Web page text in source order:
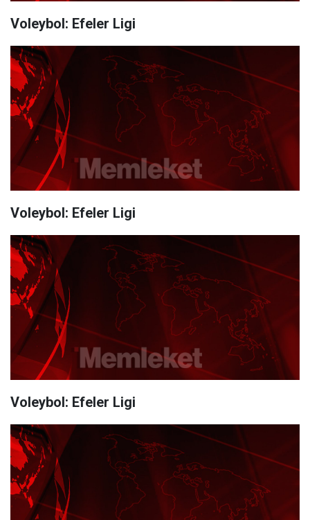
Voleybol: Efeler Ligi
Voleybol: Efeler Ligi
Voleybol: Efeler Ligi